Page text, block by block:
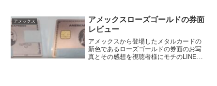
流れや、券面レビューや割り当てられた
利用限度額などについても...
アメックス
アメックスローズゴールドの券面
レビュー
アメックスから登場したメタルカードの
新色であるローズゴールドの券面のお写
真とその感想を視聴者様にモチのLINE公